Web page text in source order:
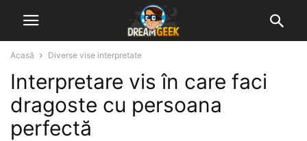
Acasă Diverse vise interpretate
Interpretare vis în care faci
dragoste cu persoana
perfectă